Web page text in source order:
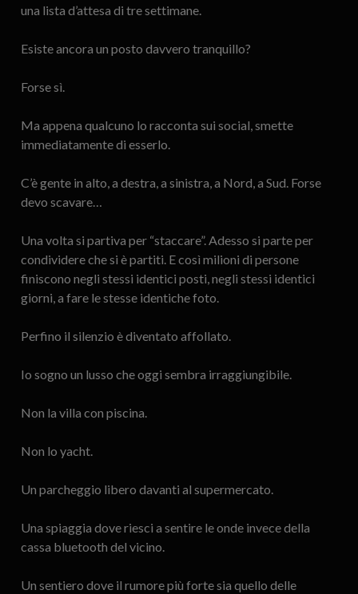
una lista d’attesa di tre settimane.
Esiste ancora un posto davvero tranquillo?
Forse sì.
Ma appena qualcuno lo racconta sui social, smette
immediatamente di esserlo.
C’è gente in alto, a destra, a sinistra, a Nord, a Sud. Forse
devo scavare…
Una volta si partiva per “staccare”. Adesso si parte per
condividere che si è partiti. E così milioni di persone
finiscono negli stessi identici posti, negli stessi identici
giorni, a fare le stesse identiche foto.
Perfino il silenzio è diventato affollato.
Io sogno un lusso che oggi sembra irraggiungibile.
Non la villa con piscina.
Non lo yacht.
Un parcheggio libero davanti al supermercato.
Una spiaggia dove riesci a sentire le onde invece della
cassa bluetooth del vicino.
Un sentiero dove il rumore più forte sia quello delle